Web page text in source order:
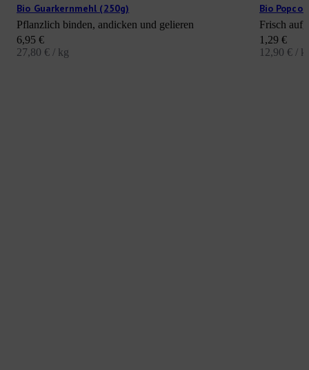
Bio Guarkernmehl (250g)
Pflanzlich binden, andicken und gelieren
Angebot
6,95 €
27,80 € / kg
Bio
Frisch
Angebot
1,29 €
12,90 € /